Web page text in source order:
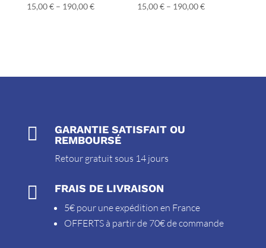
15,00€– 190,00€ 15,00€ – 190,00€

GARANTIE SATISFAIT OU
REMBOURSÉ
Retour gratuit sous 14 jours
 FRAIS DE LIVRAISON
5€ pour une expédition en France
OFFERTS à partir de 70€ de commande